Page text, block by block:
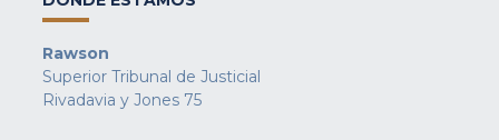
Rawson
Superior Tribunal de Justicial
Rivadavia y Jones 75